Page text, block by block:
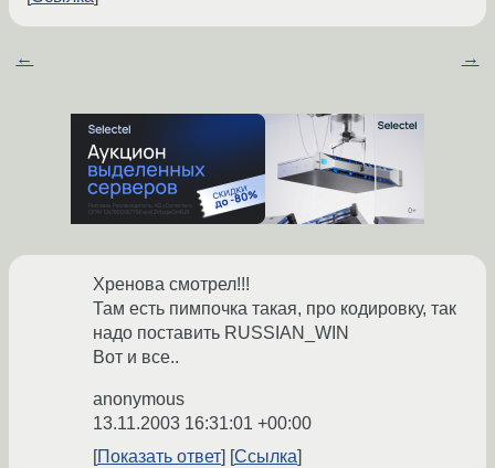
← →
Хренова смотрел!!!
Там есть пимпочка такая, про кодировку, так
надо поставить RUSSIAN_WIN
Вот и все..
anonymous
13.11.2003 16:31:01 +00:00
Показать ответ
Ссылка